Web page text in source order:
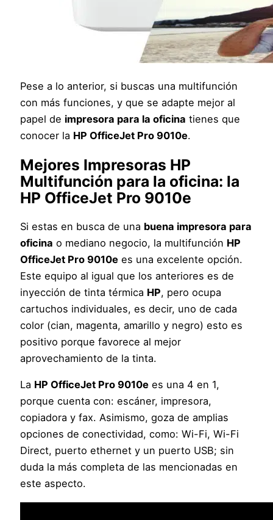
Pese a lo anterior, si buscas una multifunción
con más funciones, y que se adapte mejor al
papel de impresora para la oficina tienes que
conocer la HP OfficeJet Pro 9010e.
Mejores Impresoras HP
Multifunción para la oficina: la
HP OfficeJet Pro 9010e
Si estas en busca de una buena impresora para
oficina o mediano negocio, la multifunción HP
OfficeJet Pro 9010e es una excelente opción.
Este equipo al igual que los anteriores es de
inyección de tinta térmica HP, pero ocupa
cartuchos individuales, es decir, uno de cada
color (cian, magenta, amarillo y negro) esto es
positivo porque favorece al mejor
aprovechamiento de la tinta.
La HP OfficeJet Pro 9010e es una 4 en 1,
porque cuenta con: escáner, impresora,
copiadora y fax. Asimismo, goza de amplias
opciones de conectividad, como: Wi-Fi, Wi-Fi
Direct, puerto ethernet y un puerto USB; sin
duda la más completa de las mencionadas en
este aspecto.